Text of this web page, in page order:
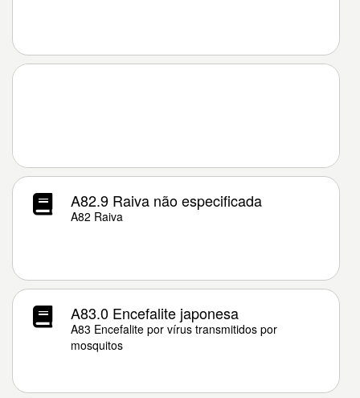
A82.9 Raiva não especificada
A82 Raiva
A83.0 Encefalite japonesa
A83 Encefalite por vírus transmitidos por
mosquitos